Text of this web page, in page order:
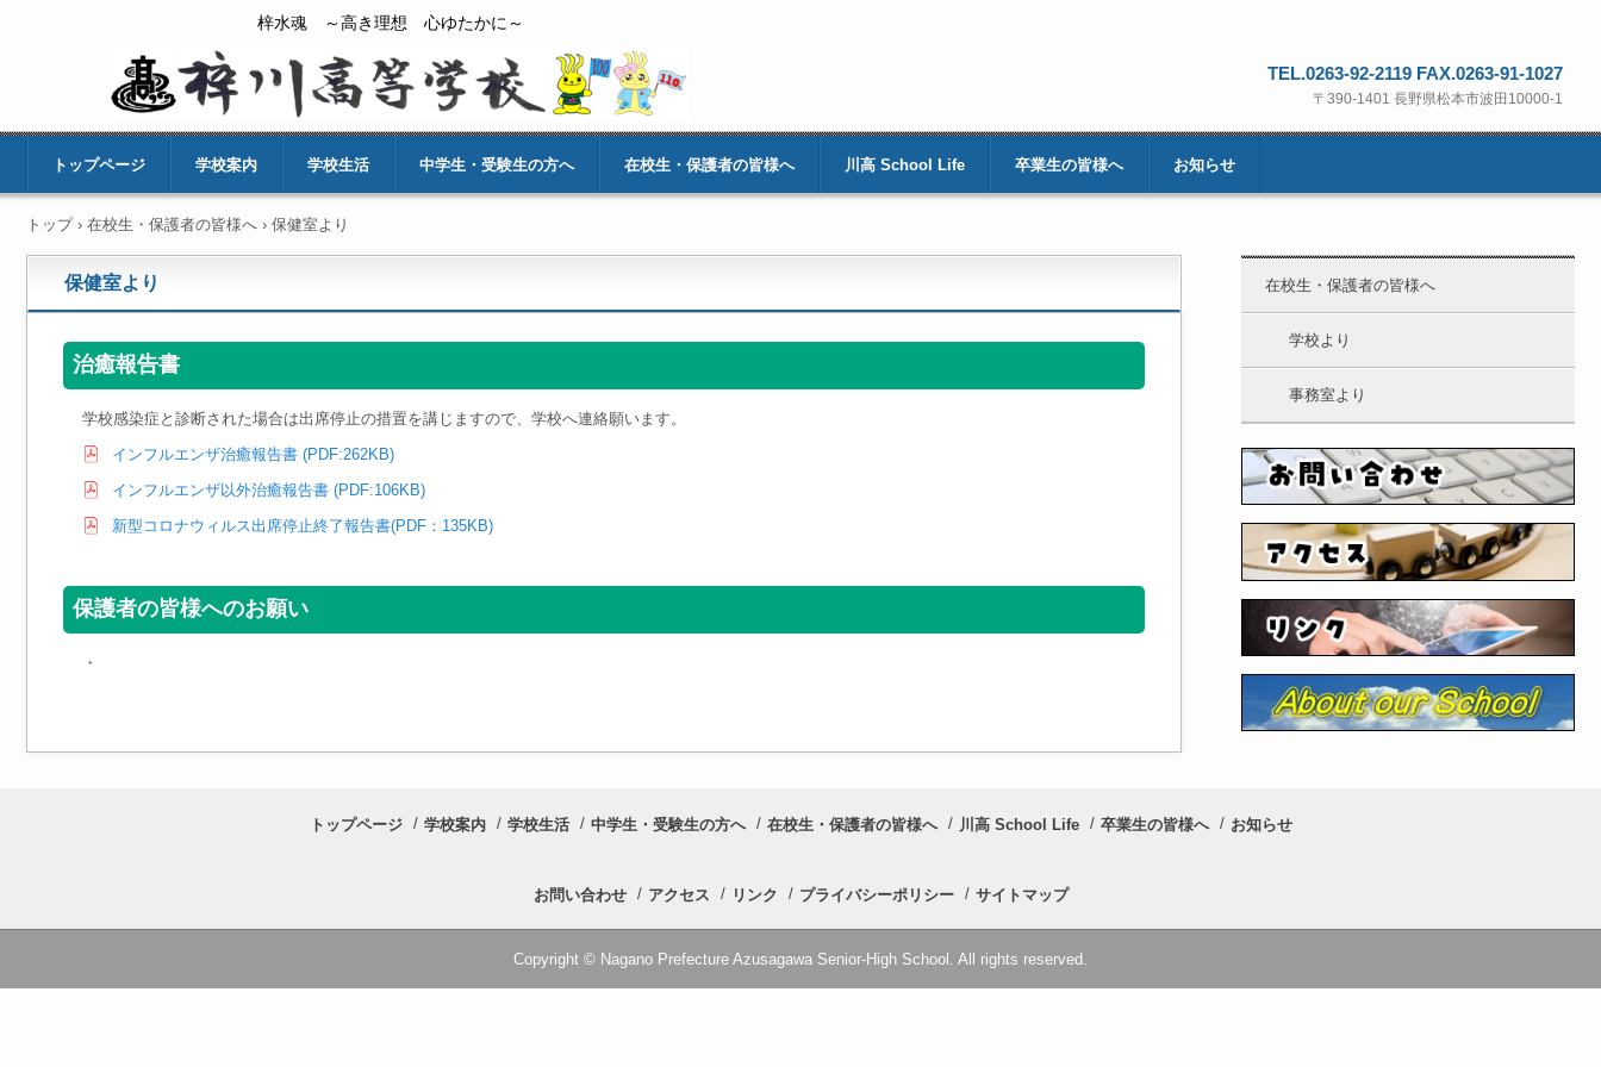
梓水魂 ～高き理想 心ゆたかに～
TEL.0263-92-2119 FAX.0263-91-1027
〒390-1401 長野県松本市波田10000-1
トップページ 学校案内 学校生活 中学生・受験生の方へ 在校生・保護者の皆様へ 川高 School Life 卒業生の皆様へ お知らせ
トップ › 在校生・保護者の皆様へ › 保健室より
保健室より
治癒報告書
学校感染症と診断された場合は出席停止の措置を講じますので、学校へ連絡願います。
インフルエンザ治癒報告書 (PDF:262KB)
インフルエンザ以外治癒報告書 (PDF:106KB)
新型コロナウィルス出席停止終了報告書(PDF：135KB)
保護者の皆様へのお願い
・
在校生・保護者の皆様へ
学校より
事務室より
トップページ 学校案内 学校生活 中学生・受験生の方へ 在校生・保護者の皆様へ 川高 School Life 卒業生の皆様へ お知らせ
お問い合わせ アクセス リンク プライバシーポリシー サイトマップ
Copyright © Nagano Prefecture Azusagawa Senior-High School. All rights reserved.